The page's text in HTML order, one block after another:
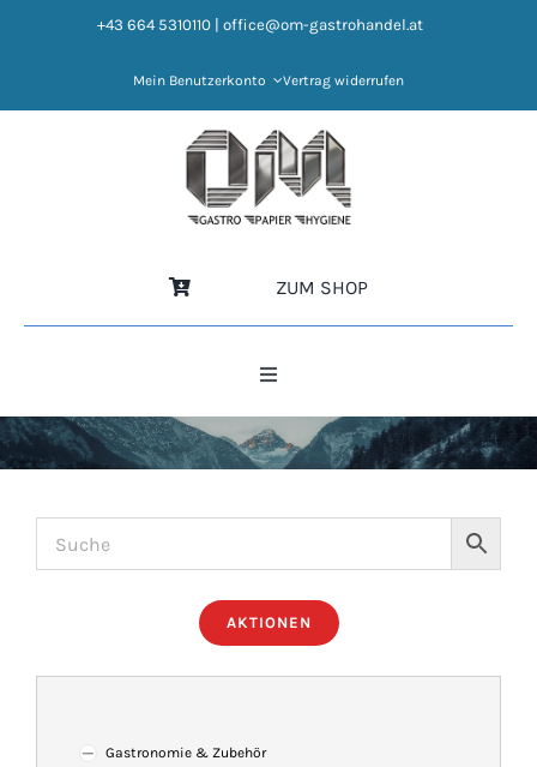
+43 664 5310110 office@om-gastrohandel.at
Mein Benutzerkonto Vertrag widerrufen
ZUM SHOP
Toggle
HOME
NEWS
IMBISSANHÄNGER
KATALOG
AKTIONEN
Gastronomie & Zubehör